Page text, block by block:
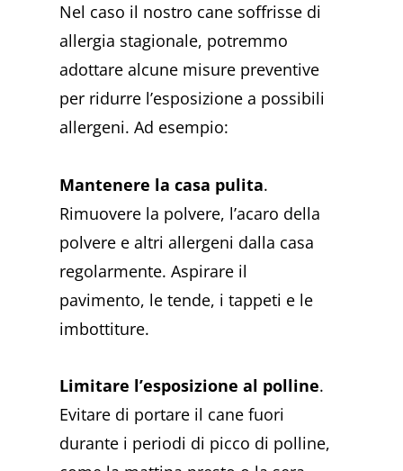
Nel caso il nostro cane soffrisse di
allergia stagionale, potremmo
adottare alcune misure preventive
per ridurre l’esposizione a possibili
allergeni. Ad esempio:
Mantenere la casa pulita.
Rimuovere la polvere, l’acaro della
polvere e altri allergeni dalla casa
regolarmente. Aspirare il
pavimento, le tende, i tappeti e le
imbottiture.
Limitare l’esposizione al polline.
Evitare di portare il cane fuori
durante i periodi di picco di polline,